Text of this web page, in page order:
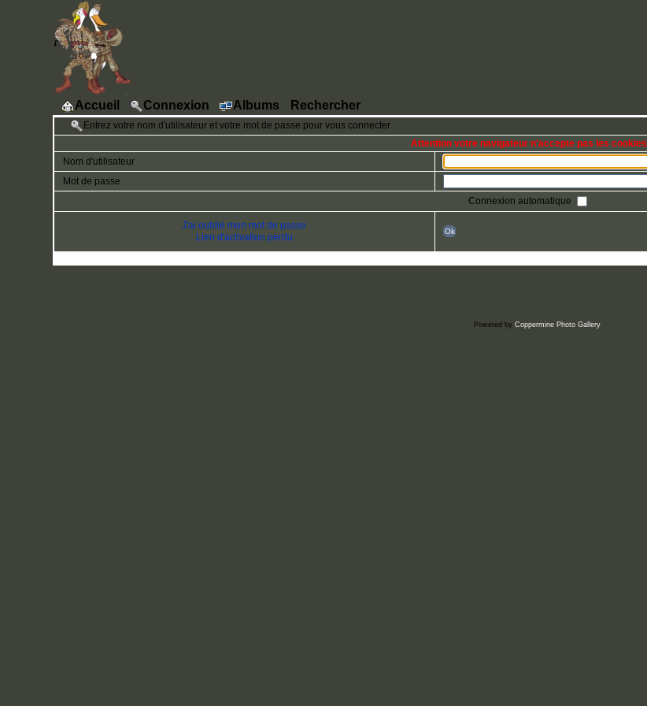
Accueil Connexion Albums Rechercher
Entrez votre nom d'utilisateur et votre mot de passe pour vous connecter
Attention votre navigateur n'accepte pas les cookies
Nom d'utilisateur
Mot de passe
Connexion automatique
J'ai oublié mon mot de passe
Lien d'activation perdu
Ok
Powered by Coppermine Photo Gallery